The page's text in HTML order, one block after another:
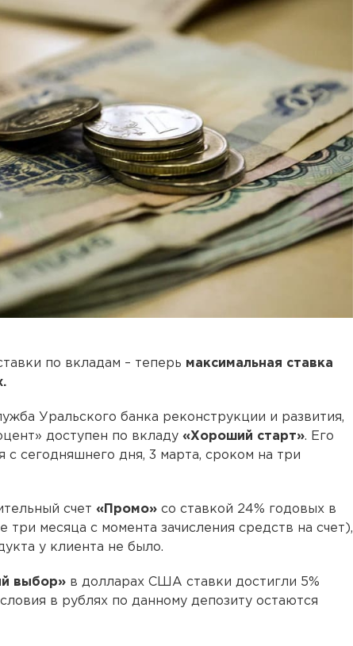
по вкладам – теперь максимальная ставка
Уральского банка реконструкции и развития,
доступен по вкладу «Хороший старт». Его
с сегодняшнего дня, 3 марта, сроком на три
счет «Промо» со ставкой 24% годовых в
месяца с момента зачисления средств на счет),
у клиента не было.
выбор» в долларах США ставки достигли 5%
в рублях по данному депозиту остаются